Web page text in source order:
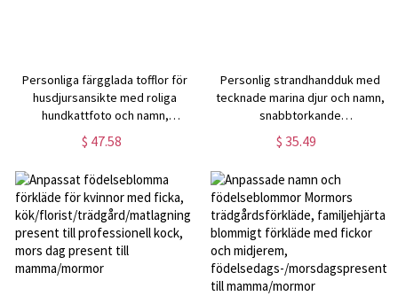
Personliga färgglada tofflor för
husdjursansikte med roliga
hundkattfoto och namn,
födelsedagspresent till
husdjursälskare
$ 47.58
Personlig strandhandduk med
tecknade marina djur och namn,
snabbtorkande
mikrofiberhandduk,
semester-/strandfestgåva,
present till barn/pojkar/flickor
$ 35.49